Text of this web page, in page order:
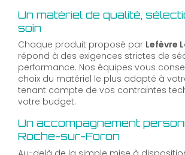
Un matériel de qualité,
soin
Chaque produit proposé par Lefèvre
répond à des exigences strictes de
performance. Nos équipes vous
choix du matériel le plus adapté à
tenant compte de vos contraintes
votre budget.
Un accompagnement
Roche-sur-Foron